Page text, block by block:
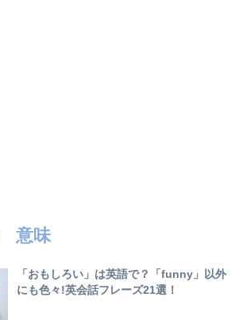
意味
「おもしろい」は英語で？「funny」以外
にも色々!英会話フレーズ21選！